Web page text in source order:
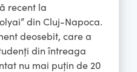
recent la
din Cluj-Napoca.
deosebit, care a
din întreaga
nu mai puțin de 20